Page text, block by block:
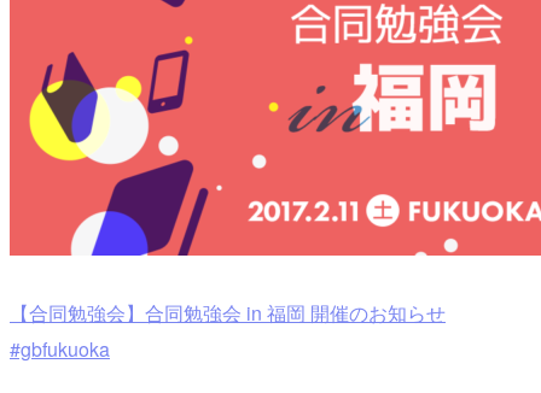
【合同勉強会】合同勉強会 in 福岡 開催のお知らせ
#gbfukuoka